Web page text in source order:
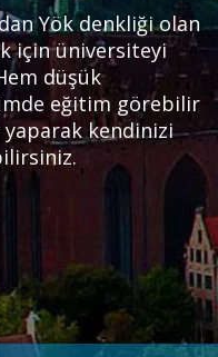
Yök denkliği olan
için üniversiteyi
düşük
eğitim görebilir
yaparak kendinizi